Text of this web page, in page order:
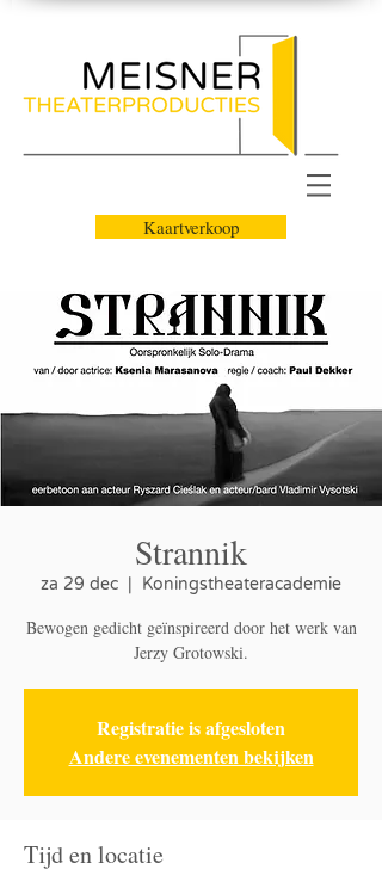
Kaartverkoop
Strannik
za 29 dec Koningstheateracademie
Bewogen gedicht geïnspireerd door het werk van
Jerzy Grotowski.
Registratie is afgesloten
Andere evenementen bekijken
Tijd en locatie